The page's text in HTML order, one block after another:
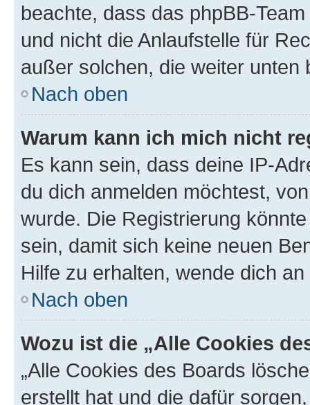
beachte, dass das phpBB-
und nicht die Anlaufstelle für
außer solchen, die weiter unten
Nach oben
Warum kann ich mich nicht
Es kann sein, dass deine IP-
du dich anmelden möchtest,
wurde. Die Registrierung
sein, damit sich keine neuen
Hilfe zu erhalten, wende dich
Nach oben
Wozu ist die „Alle Cookies
„Alle Cookies des Boards
erstellt hat und die dafür